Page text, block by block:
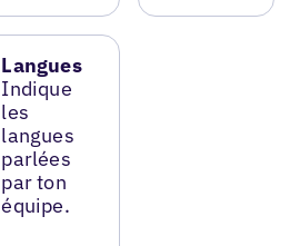
Langues
Indique
les
langues
parlées
par ton
équipe.